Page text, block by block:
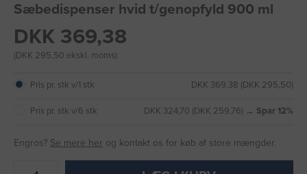
Sæbedispenser hvid t/genopfyld 900 ml
DKK 369,38
(DKK 295,50 ekskl. moms)
Pris pr. stk v/1 stk DKK 369,38 (DKK 295,50)
Pris pr. stk v/6 stk DKK 324,70 (DKK 259,76) → Spar 12%
Engros? Se mere her og kontakt os for køb af store mængder.